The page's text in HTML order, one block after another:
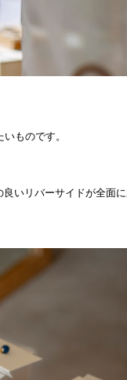
ものです。
いリバーサイドが全面